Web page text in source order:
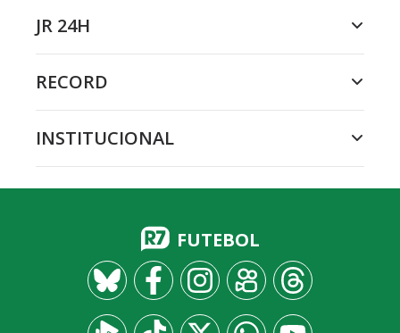
JR 24H
RECORD
INSTITUCIONAL
FUTEBOL